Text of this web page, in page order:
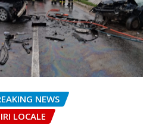
NEWS
LOCALE